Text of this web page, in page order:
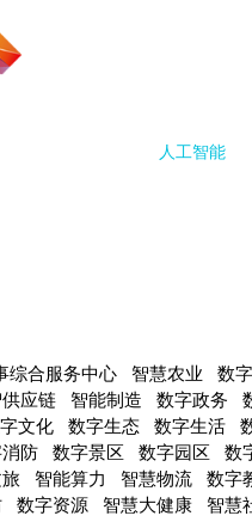
人工智能
务解决方案
前用户是否为真实证件的
综合服务中心 智慧农业 数
应链 智能制造 数字政务
文化 数字生态 数字生活
防 数字景区 数字园区 数
智能算力 智慧物流 数字
数字资源 智慧大健康 智慧